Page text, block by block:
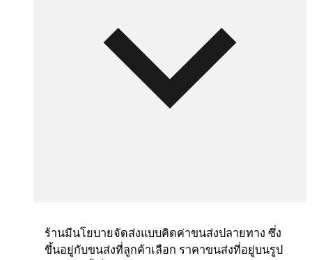
ร้านมีนโยบายจัดส่งแบบคิดค่าขนส่งปลายทาง ซึ่ง
ขึ้นอยู่กับขนส่งที่ลูกค้าเลือก ราคาขนส่งที่อยู่บนรูป